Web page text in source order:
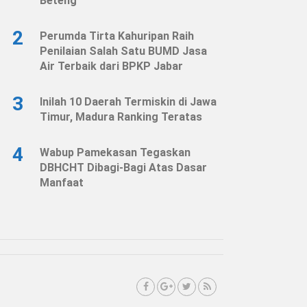
2
Perumda Tirta Kahuripan Raih
Penilaian Salah Satu BUMD Jasa
Air Terbaik dari BPKP Jabar
3
Inilah 10 Daerah Termiskin di Jawa
Timur, Madura Ranking Teratas
4
Wabup Pamekasan Tegaskan
DBHCHT Dibagi-Bagi Atas Dasar
Manfaat